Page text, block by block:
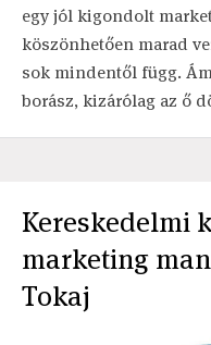
egy jól kigondolt
köszönhetően marad
sok mindentől függ.
borász, kizárólag az ő
Kereskedelmi
marketing
Tokaj